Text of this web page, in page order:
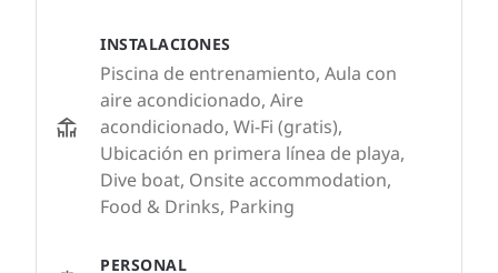
INSTALACIONES
Piscina de entrenamiento, Aula con
aire acondicionado, Aire
acondicionado, Wi-Fi (gratis),
Ubicación en primera línea de playa,
Dive boat, Onsite accommodation,
Food & Drinks, Parking
PERSONAL